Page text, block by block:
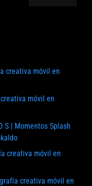
creativa móvil en
móvil en
S | Momentos Splash
creativa móvil en
creativa móvil en